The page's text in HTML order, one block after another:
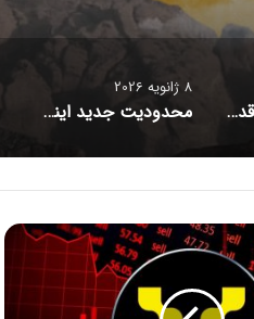
TikTok فقط یک قدم تا آمریکایی شدن فاصله دارد
8 ژانویه 2026
محدودیت جدید اینستاگرام: هر پست فقط پنج هشتگ